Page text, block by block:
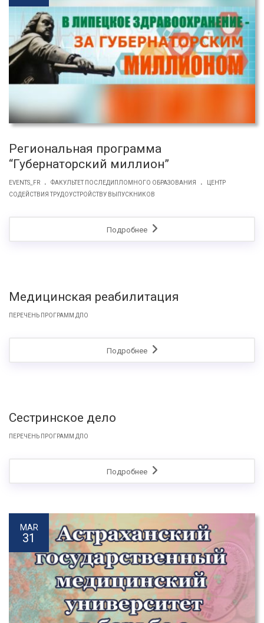
Региональная программа
“Губернаторский миллион”
EVENTS_FR . ФАКУЛЬТЕТ ПОСЛЕДИПЛОМНОГО ОБРАЗОВАНИЯ .
ЦЕНТР
СОДЕЙСТВИЯ ТРУДОУСТРОЙСТВУ ВЫПУСКНИКОВ
Подробнее
Медицинская реабилитация
ПЕРЕЧЕНЬ ПРОГРАММ ДПО
Подробнее
Сестринское дело
ПЕРЕЧЕНЬ ПРОГРАММ ДПО
Подробнее
MAR
31